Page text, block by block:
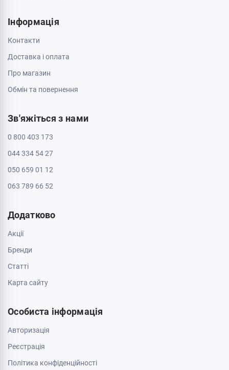
Інформація
Контакти
Доставка і оплата
Про магазин
Обмін та повернення
Зв'яжіться з нами
0 800 403 173
044 334 54 27
050 659 01 12
063 789 66 52
Додатково
Акції
Бренди
Cтатті
Карта сайту
Особиста інформація
Авторизація
Реєстрація
Політика конфіденційності